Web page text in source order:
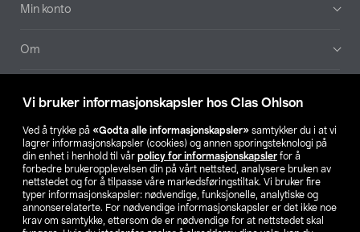
Vi bruker informasjonskapsler hos Clas Ohlson
Ved å trykke på «Godta alle informasjonskapsler» samtykker du i at vi
lagrer informasjonskapsler (cookies) og annen sporingsteknologi på
din enhet i henhold til vår policy for informasjonskapsler for å
forbedre brukeropplevelsen din på vårt nettsted, analysere bruken av
nettstedet og for å tilpasse våre markedsføringstiltak. Vi bruker fire
typer informasjonskapsler: nødvendige, funksjonelle, analytiske og
annonserelaterte. For nødvendige informasjonskapsler er det ikke noe
krav om samtykke, ettersom de er nødvendige for at nettstedet skal
Min konto
Om
Våre selskaper
Finn din butikk
SE NO FI